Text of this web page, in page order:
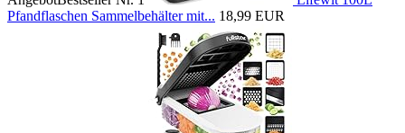
Pfandflaschen Sammelbehälter mit... 18,99 EUR